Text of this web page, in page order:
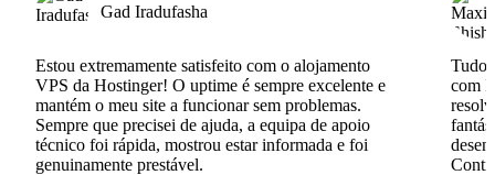
Gad Iradufasha
Estou extremamente satisfeito com o alojamento
VPS da Hostinger! O uptime é sempre excelente e
mantém o meu site a funcionar sem problemas.
Sempre que precisei de ajuda, a equipa de apoio
técnico foi rápida, mostrou estar informada e foi
genuinamente prestável.
Tudo
com